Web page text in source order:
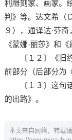
利雕刻家、画家。
判》等。达文希（
９），通译达·芬
《蒙娜·丽莎》和
〔１２〕《旧约
前部分（后部分为
〔１３〕这句话
的出路》。
本文来自网络，转载请